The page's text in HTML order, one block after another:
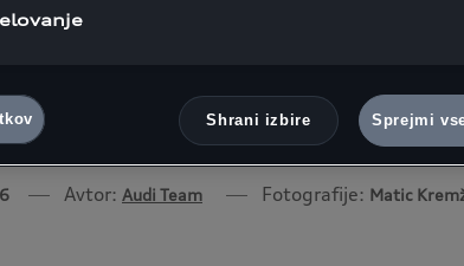
Q5, ki je postal njen
premleva ideje, v njem
njena skladba ali del
Avtor: Audi Team Fotografije: Matic
Shrani izbire Sprejmi